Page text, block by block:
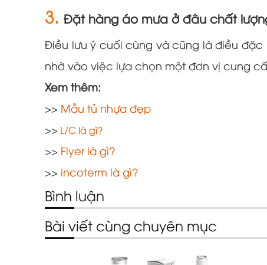
3. Đặt hàng áo mưa ở đâu chất
Điều lưu ý cuối cùng và cũng là điều
nhờ vào việc lựa chọn một đơn vị cung
Xem thêm:
>> Mẫu tủ nhựa đẹp
>> L/C là gì?
>> Flyer là gì?
>> incoterm là gì?
Bình luận
Bài viết cùng chuyên mục